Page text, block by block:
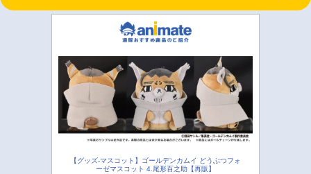
【グッズ-マスコット】ゴールデンカムイ どうぶつフォ
ーゼマスコット 4.尾形百之助【再販】